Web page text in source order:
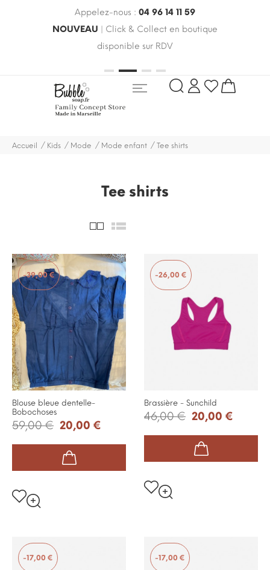
Appelez-nous : 04 96 14 11 59
NOUVEAU | Click & Collect en boutique
disponible sur RDV
Accueil Kids Mode Mode enfant Tee shirts
Tee shirts
-39,00 €
Blouse bleue dentelle-
Bobochoses
59,00 € 20,00 €
-26,00 €
Brassière - Sunchild
46,00 € 20,00 €
-17,00 € -17,00 €